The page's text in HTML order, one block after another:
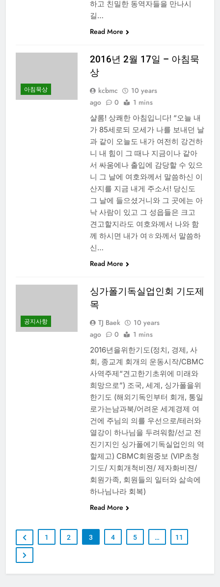
하고 친밀한 동역자들을 만나시
길…
Read More
아침묵상
2016년 2월 17일 – 아침묵
상
kcbmc
10 years
ago
0 1 mins
샬롬! 상쾌한 아침입니다! “오늘 내
가 85세로되 모세가 나를 보내던 날
과 같이 오늘도 내가 여전히 강건하
니 내 힘이 그 때나 지금이나 같아
서 싸움에나 출입에 감당할 수 있으
니 그 날에 여호와께서 말씀하신 이
산지를 지금 내게 주소서! 당신도
그 날에 들으셨거니와 그 곳에는 아
낙 사람이 있고 그 성읍들은 크고
견고할지라도 여호와께서 나와 함
께 하시면 내가 여ㅎ와께서 말씀하
신…
Read More
공지사항
싱가폴기독실업인회 기도제
목
TJ Baek
10 years
ago
0 1 mins
2016년을위한기도(정치, 경제, 사
회, 종교계 회개의 운동시작/CBMC
사역주제“견고한기초위에 미래와
희망으로”) 조국, 세계, 싱가폴을위
한기도 (해외기독인부터 회개, 통일
로가는남과북/어려운 세계경제 여
건에 주님의 의를 우선으로/테러와
열강이 하나님을 두려워함/선교 전
진기지인 싱가폴에기독실업인의 역
할제고) CBMC회원중보 (VIP초청
기도/ 지회개척비젼/ 제자화비젼/
회원가족, 회원들의 일터와 삶속에
하나님나라 회복)
Read More
1 2 3 4 5 … 11